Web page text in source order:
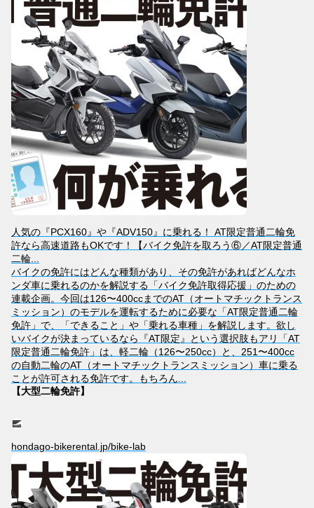
人気の『PCX160』や『ADV150』に乗れる！ AT限定普通二輪免
許なら高速道路もOKです！【バイク免許を取ろう⑥／AT限定普通
二輪...
バイクの免許にはどんな種類があり、その免許があればどんなホ
ンダ車に乗れるのかを解説する「バイク免許取得応援」のための
連載企画。今回は126〜400ccまでのAT（オートマチックトランス
ミッション）のモデルを運転するために必要な「AT限定普通二輪
免許」で、「できること」や「乗れる車種」を解説します。欲し
いバイクが決まっているなら『AT限定』という選択肢もアリ「AT
限定普通二輪免許」は、軽二輪（126〜250cc）と、251〜400cc
の自動二輪のAT（オートマチックトランスミッション）車に乗る
ことが許可される免許です。もちろん...
【大型二輪免許】
hondago-bikerental.jp/bike-lab